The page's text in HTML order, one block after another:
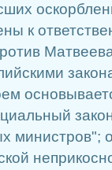
к
министров";